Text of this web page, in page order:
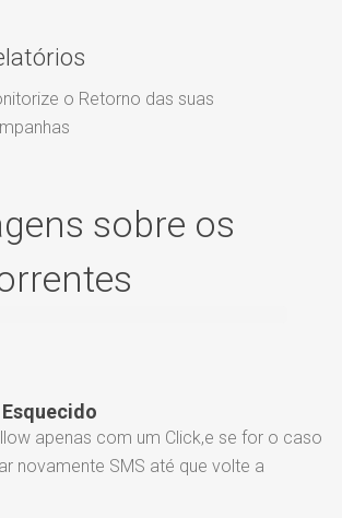
o Retorno das suas
sobre os
apenas com um Click,e se for o caso
novamente SMS até que volte a